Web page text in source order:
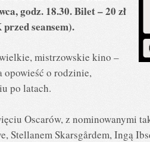
godz. 18.30.Bilet – 20 zł
seansem).
mistrzowskie kino –
opowieść o rodzinie,
po latach.
Oscarów, z nominowanymi
Stellanem Skarsgårdem, Ingą